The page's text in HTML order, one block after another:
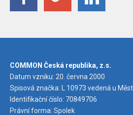
COMMON Česká republika, z.s.
Datum vzniku: 20. června 2000
Spisová značka: L 10973 vedená u
Identifikační číslo: 70849706
Právní forma: Spolek